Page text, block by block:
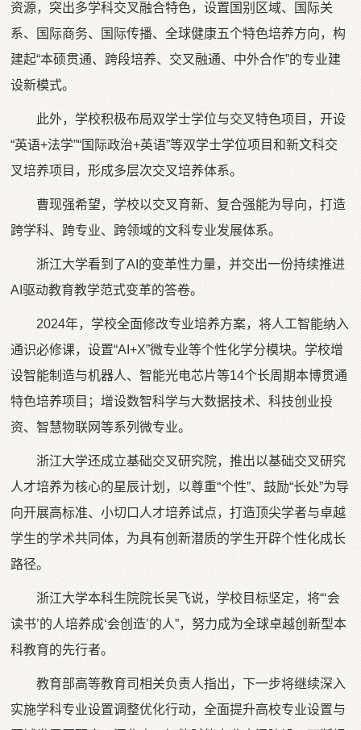
资源，突出多学科交叉融合特色，设置国别区域、国际关
系、国际商务、国际传播、全球健康五个特色培养方向，构
建起“本硕贯通、跨段培养、交叉融通、中外合作”的专业建
设新模式。
此外，学校积极布局双学士学位与交叉特色项目，开设
“英语+法学”“国际政治+英语”等双学士学位项目和新文科交
叉培养项目，形成多层次交叉培养体系。
曹现强希望，学校以交叉育新、复合强能为导向，打造
跨学科、跨专业、跨领域的文科专业发展体系。
浙江大学看到了AI的变革性力量，并交出一份持续推进
AI驱动教育教学范式变革的答卷。
2024年，学校全面修改专业培养方案，将人工智能纳入
通识必修课，设置“AI+X”微专业等个性化学分模块。学校增
设智能制造与机器人、智能光电芯片等14个长周期本博贯通
特色培养项目；增设数智科学与大数据技术、科技创业投
资、智慧物联网等系列微专业。
浙江大学还成立基础交叉研究院，推出以基础交叉研究
人才培养为核心的星辰计划，以尊重“个性”、鼓励“长处”为导
向开展高标准、小切口人才培养试点，打造顶尖学者与卓越
学生的学术共同体，为具有创新潜质的学生开辟个性化成长
路径。
浙江大学本科生院院长吴飞说，学校目标坚定，将“‘会
读书’的人培养成‘会创造’的人”，努力成为全球卓越创新型本
科教育的先行者。
教育部高等教育司相关负责人指出，下一步将继续深入
实施学科专业设置调整优化行动，全面提升高校专业设置与